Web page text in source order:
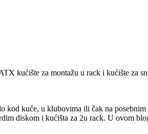
kućište za montažu u rack i kućište za
kod kuće, u klubovima ili čak na
diskom i kućišta za 2u rack. U ovom